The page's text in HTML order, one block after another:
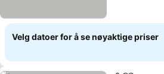
Velg datoer for å se nøyaktige priser